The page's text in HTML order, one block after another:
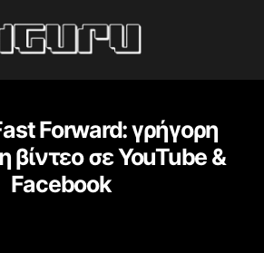
Forward: γρήγορη
σε YouTube &
Facebook